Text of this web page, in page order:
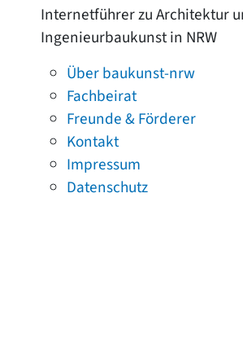
Internetführer zu Architektur
Ingenieurbaukunst in NRW
Über baukunst-nrw
Fachbeirat
Freunde & Förderer
Kontakt
Impressum
Datenschutz